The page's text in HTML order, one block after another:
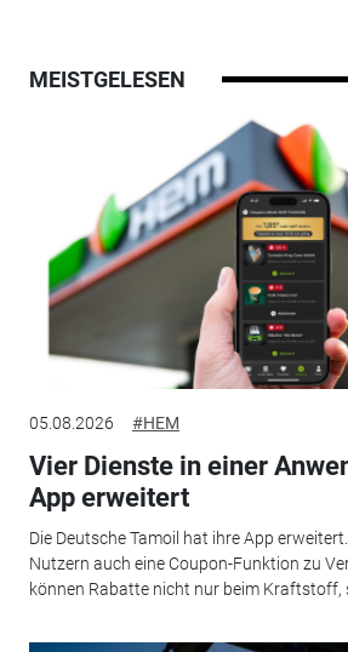
MEISTGELESEN
05.08.2026 #HEM
Vier Dienste in einer
App erweitert
Die Deutsche Tamoil hat ihre App
Nutzern auch eine Coupon-Funktion zu
können Rabatte nicht nur beim Kraftstoff,